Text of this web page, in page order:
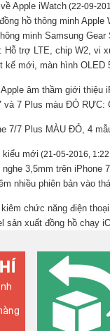
Apple iWatch (22-09-
hồ thông minh Apple
minh Samsung Gear
Hỗ trợ LTE, chip W2, vi
kế mới, màn hình OLED
âm thầm giới thiệu
và 7 Plus màu ĐỎ
7/7 Plus MÀU ĐỎ, 4
kiểu mới (21-05-2016,
nghe 3,5mm trên
nhiều phiên bản vào
chức năng điện thoại
sản xuất đồng hồ chạy